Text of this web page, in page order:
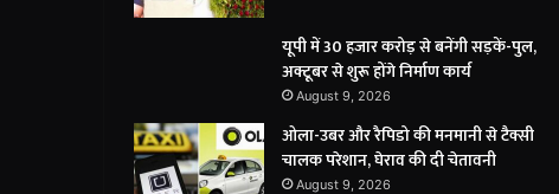
यूपी में 30 हजार करोड़ से बनेंगी सड़कें-पुल,
अक्टूबर से शुरू होंगे निर्माण कार्य
August 9, 2026
ओला-उबर और रैपिडो की मनमानी से टैक्सी
चालक परेशान, घेराव की दी चेतावनी
August 9, 2026